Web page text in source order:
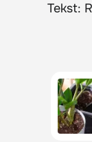
Tekst: